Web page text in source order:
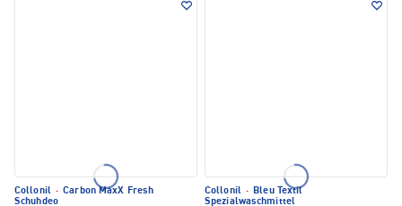
Collonil · Carbon MaxX Fresh
Schuhdeo
Collonil · Bleu Textil
Spezialwaschmittel